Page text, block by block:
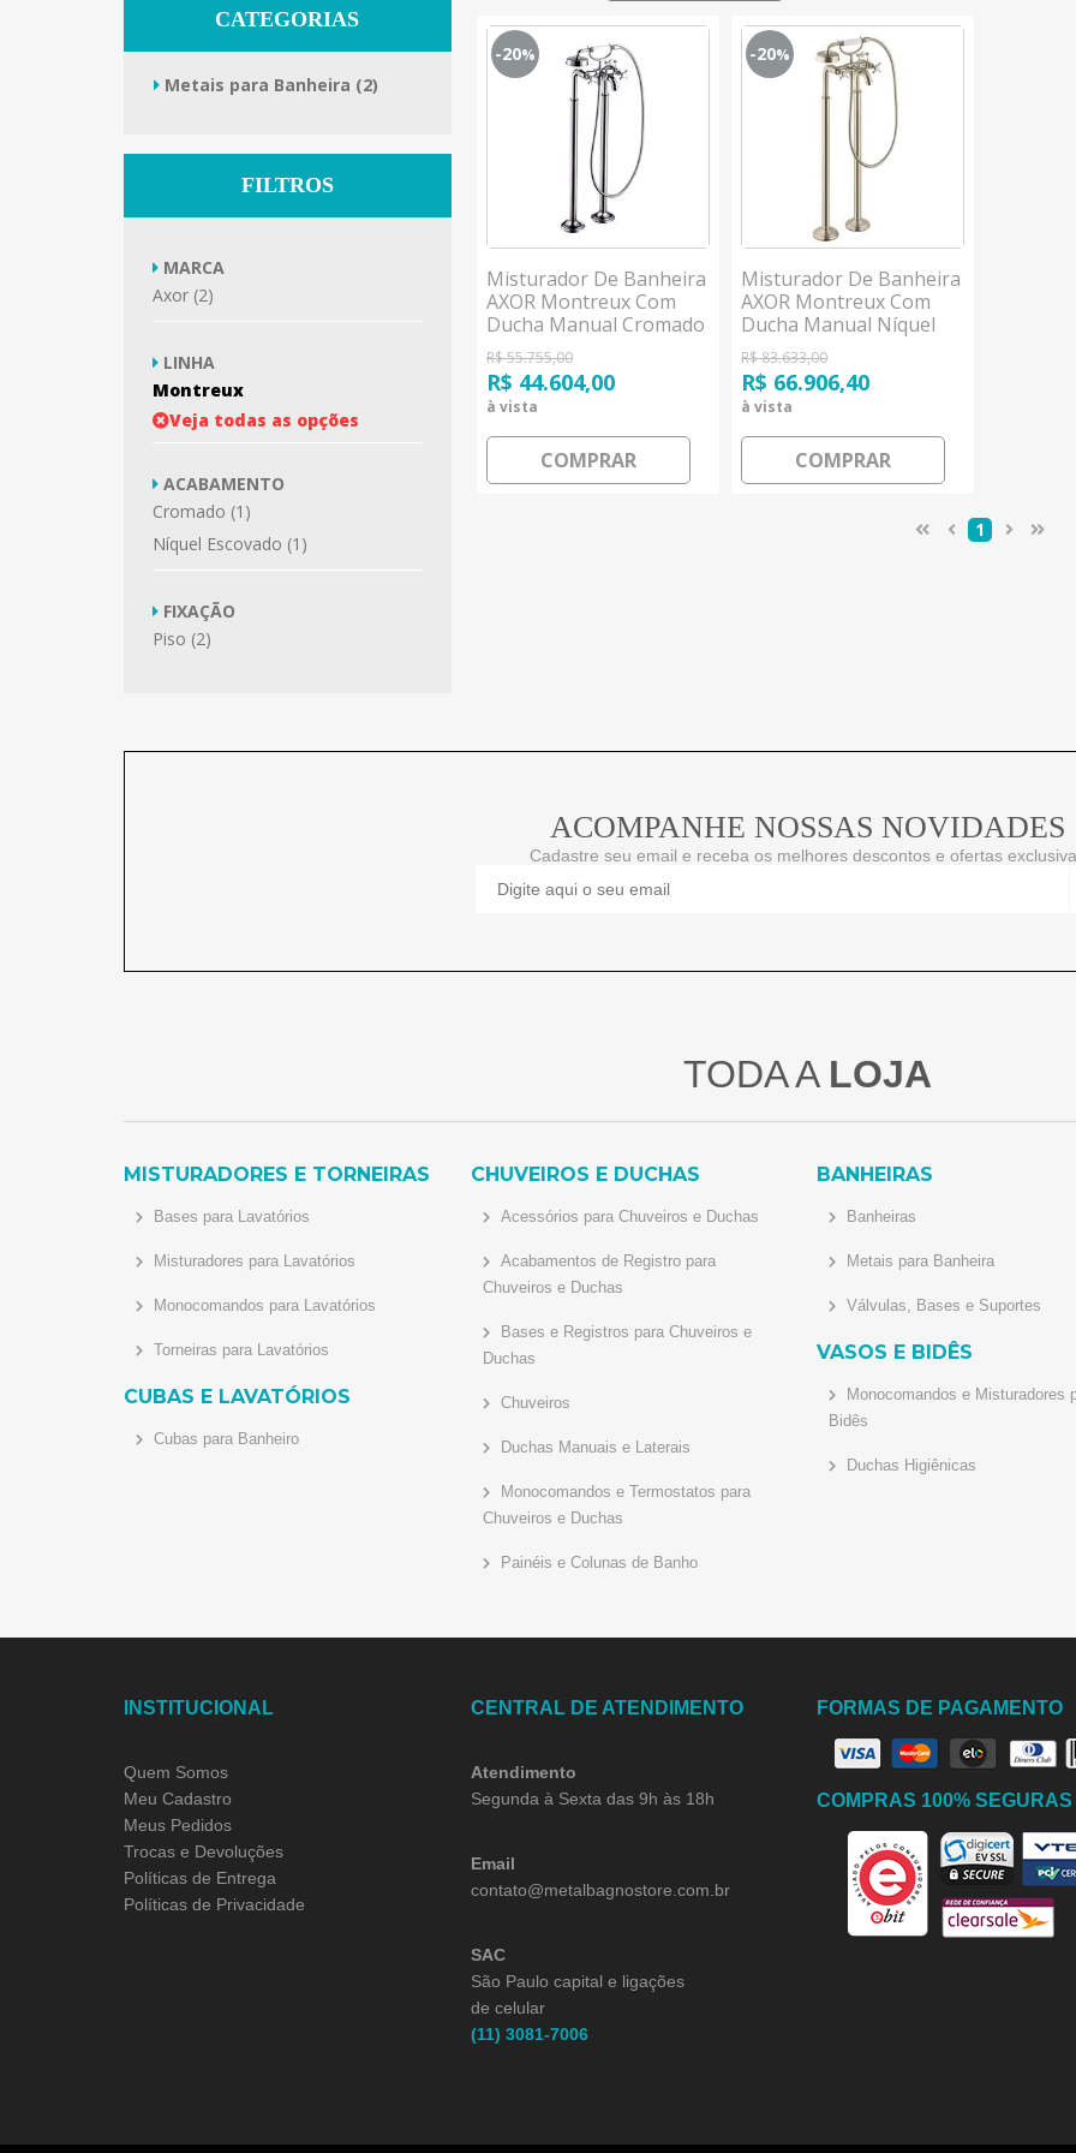
CATEGORIAS
Metais para Banheira (2)
FILTROS
MARCA
Axor (2)
LINHA
Montreux
Veja todas as opções
ACABAMENTO
Cromado (1)
Níquel Escovado (1)
FIXAÇÃO
Piso (2)
-20%
Misturador De Banheira
AXOR Montreux Com
Ducha Manual Cromado
Hansgrohe
R$ 55.755,00
R$ 44.604,00
à vista
COMPRAR
-20%
Misturador De Banheira
AXOR Montreux Com
Ducha Manual Níquel
Escovado Hansgrohe
R$ 83.633,00
R$ 66.906,40
à vista
COMPRAR
1
ACOMPANHE NOSSAS NOVIDADES
Cadastre seu email e receba os melhores descontos e ofertas
TODA A LOJA
MISTURADORES E TORNEIRAS
Bases para Lavatórios
Misturadores para Lavatórios
Monocomandos para Lavatórios
Torneiras para Lavatórios
CUBAS E LAVATÓRIOS
Cubas para Banheiro
CHUVEIROS E DUCHAS
Acessórios para Chuveiros e Duchas
Acabamentos de Registro para
Chuveiros e Duchas
Bases e Registros para Chuveiros e
Duchas
Chuveiros
Duchas Manuais e Laterais
Monocomandos e Termostatos para
Chuveiros e Duchas
Painéis e Colunas de Banho
BANHEIRAS
Banheiras
Metais para Banheira
Válvulas, Bases e Suportes
VASOS E BIDÊS
Monocomandos e Misturadores
Bidês
Duchas Higiênicas
INSTITUCIONAL
Quem Somos
Meu Cadastro
Meus Pedidos
Trocas e Devoluções
Políticas de Entrega
Políticas de Privacidade
CENTRAL DE ATENDIMENTO
Atendimento
Segunda à Sexta das 9h às 18h
Email
contato@metalbagnostore.com.br
SAC
São Paulo capital e ligações
de celular
(11) 3081-7006
FORMAS DE PAGAMENTO
COMPRAS 100% SEGURAS